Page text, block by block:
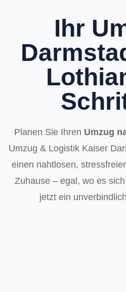
Ihr
Planen Sie Ihren Umzug
Umzug & Logistik Kaiser
einen nahtlosen,
Zuhause – egal, wo es
jetzt ein